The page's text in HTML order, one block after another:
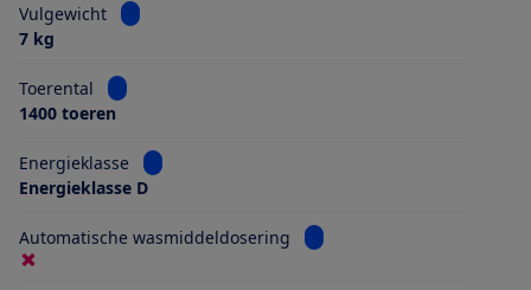
Vulgewicht
Bekijk informatie voor Vulgewicht
7 kg
Toerental
Bekijk informatie voor Toerental
1400 toeren
Energieklasse
Bekijk informatie voor Energieklasse
Energieklasse D
Automatische wasmiddeldosering Bekijk informatie voor